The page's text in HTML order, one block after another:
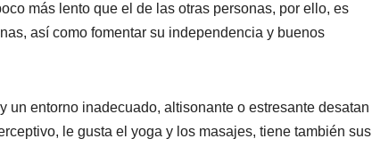
más lento que el de las otras personas, por ello, es
así como fomentar su independencia y buenos
entorno inadecuado, altisonante o estresante desatan
le gusta el yoga y los masajes, tiene también sus